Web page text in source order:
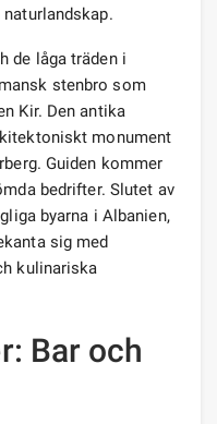
de låga träden i
stenbro som
Kir. Den antika
monument
Guiden kommer
bedrifter. Slutet av
byarna i Albanien,
sig med
kulinariska
Bar och